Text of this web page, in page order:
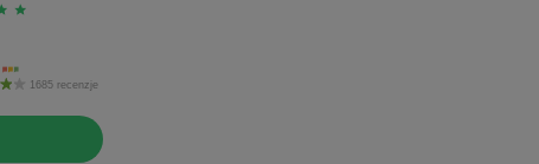
1685 recenzje